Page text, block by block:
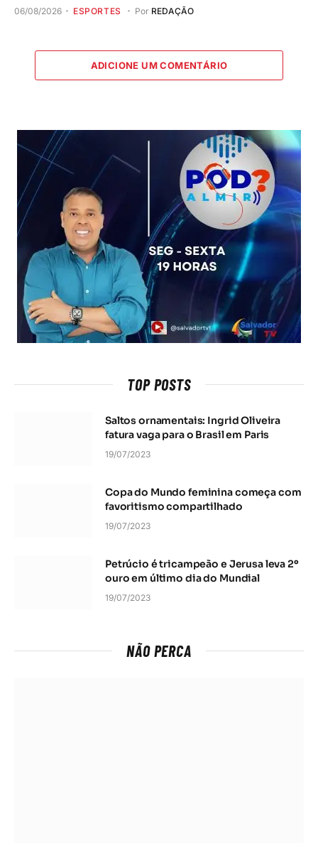
06/08/2026 ESPORTES Por REDAÇÃO
ADICIONE UM COMENTÁRIO
TOP POSTS
Saltos ornamentais: Ingrid Oliveira
fatura vaga para o Brasil em Paris
19/07/2023
Copa do Mundo feminina começa com
favoritismo compartilhado
19/07/2023
Petrúcio é tricampeão e Jerusa leva 2º
ouro em último dia do Mundial
19/07/2023
NÃO PERCA